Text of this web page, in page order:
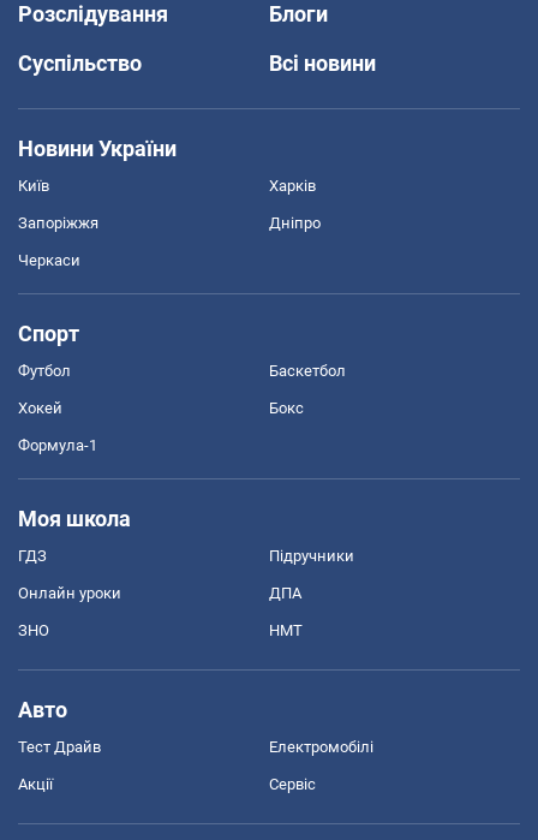
Розслідування
Блоги
Суспільство
Всі новини
Новини України
Київ Харків
Запоріжжя Дніпро
Черкаси
Спорт
Футбол Баскетбол
Хокей Бокс
Формула-1
Моя школа
ГДЗ Підручники
Онлайн уроки ДПА
ЗНО НМТ
Авто
Тест Драйв Електромобілі
Акції Сервіс